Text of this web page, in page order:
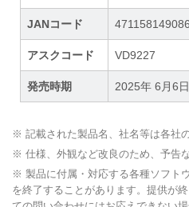
JANコード
アスクコード VD9227
発売時期 2025年 6月6日
※ 記載された製品名、社名等は各社
※ 仕様、外観など改良のため、予告
※ 製品に付属・対応する各種ソフト
を終了することがあります。提供が